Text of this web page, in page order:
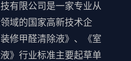
有限公司是一家专业从
域的国家高新技术企
修甲醛清除液》、《室
》行业标准主要起草单